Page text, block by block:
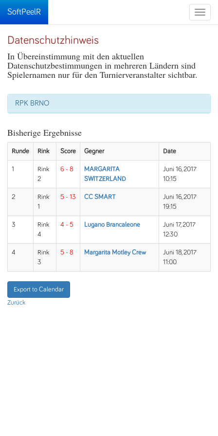
Toggle
SoftPeelR
Datenschutzhinweis
In Übereinstimmung mit den aktuellen
Datenschutzbestimmungen in mehreren Ländern sind
Spielernamen nur für den Turnierveranstalter sichtbar.
RPK BRNO
Bisherige Ergebnisse
Runde Rink Score Gegner Date
1
Rink
2
6 - 8
MARGARITA
SWITZERLAND
Juni 16, 2017
10:15
2
Rink
1
5 - 13 CC SMART
Juni 16, 2017
19:15
3
Rink
4
4 - 5 Lugano Brancaleone
Juni 17, 2017
12:30
4
Rink
3
5 - 8 Margarita Motley Crew
Juni 18, 2017
11:00
Export to Calendar
Zurück